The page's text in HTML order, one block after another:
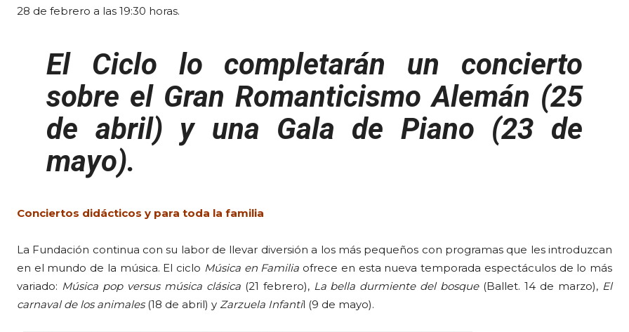
28 de febrero a las 19:30 horas.
El Ciclo lo completarán un concierto
sobre el Gran Romanticismo Alemán (25
de abril) y una Gala de Piano (23 de
mayo).
Conciertos didácticos y para toda la familia
La Fundación continua con su labor de llevar diversión a los más pequeños con programas que les introduzcan
en el mundo de la música. El ciclo Música en Familia ofrece en esta nueva temporada espectáculos de lo más
variado: Música pop versus música clásica(21 febrero), La bella durmiente del bosque(Ballet. 14 de marzo), El
carnaval de los animales(18 de abril) y Zarzuela Infantil (9 de mayo).